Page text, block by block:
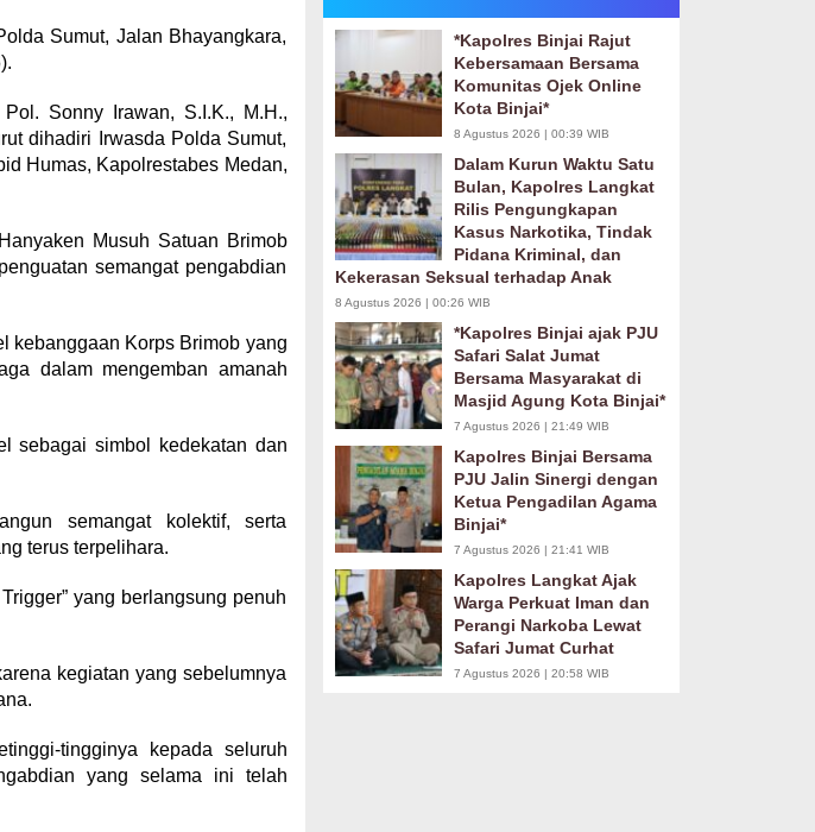
Sumut, Jalan Bhayangkara,
Sonny Irawan, S.I.K., M.H.,
dihadiri Irwasda Polda Sumut,
Humas, Kapolrestabes Medan,
Musuh Satuan Brimob
semangat pengabdian
kebanggaan Korps Brimob yang
dalam mengemban amanah
sebagai simbol kedekatan dan
semangat kolektif, serta
terus terpelihara.
yang berlangsung penuh
kegiatan yang sebelumnya
tingginya kepada seluruh
yang selama ini telah
*Kapolres Binjai Rajut
Kebersamaan Bersama
Komunitas Ojek Online
Kota Binjai*
8 Agustus 2026 | 00:39 WIB
Dalam Kurun Waktu Satu
Bulan, Kapolres Langkat
Rilis Pengungkapan
Kasus Narkotika, Tindak
Pidana Kriminal, dan
Kekerasan Seksual terhadap Anak
8 Agustus 2026 | 00:26 WIB
*Kapolres Binjai ajak PJU
Safari Salat Jumat
Bersama Masyarakat di
Masjid Agung Kota Binjai*
7 Agustus 2026 | 21:49 WIB
Kapolres Binjai Bersama
PJU Jalin Sinergi dengan
Ketua Pengadilan Agama
Binjai*
7 Agustus 2026 | 21:41 WIB
Kapolres Langkat Ajak
Warga Perkuat Iman dan
Perangi Narkoba Lewat
Safari Jumat Curhat
7 Agustus 2026 | 20:58 WIB